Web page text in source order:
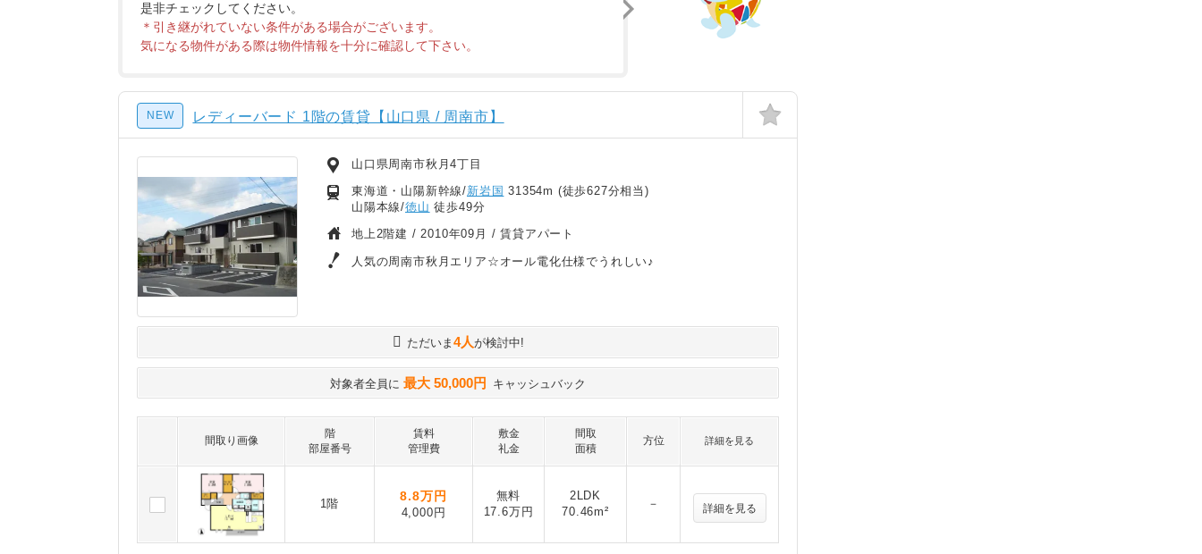
是非チェックしてください。
＊引き継がれていない条件がある場合がございます。
気になる物件がある際は物件情報を十分に確認して下さい。
NEW レディーバード 1階の賃貸【山口県 / 周南市】
山口県周南市秋月4丁目
東海道・山陽新幹線/新岩国 31354m (徒歩627分相当)
山陽本線/徳山 徒歩49分
地上2階建 /2010年09月 / 賃貸アパート
人気の周南市秋月エリア☆オール電化仕様でうれしい♪
ただいま 4人が検討中!
対象者全員に 最大 50,000円 キャッシュバック
間取り画像
階
部屋番号
賃料
管理費
敷金
礼金
間取
面積
方位 詳細を見る
1階
8.8万円
4,000円
無料
17.6万円
2LDK
70.46m²
－ 詳細を見る